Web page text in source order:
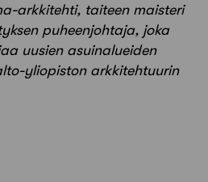
arkkitehti, taiteen maisteri
puheenjohtaja, joka
uusien asuinalueiden
yliopiston arkkitehtuurin